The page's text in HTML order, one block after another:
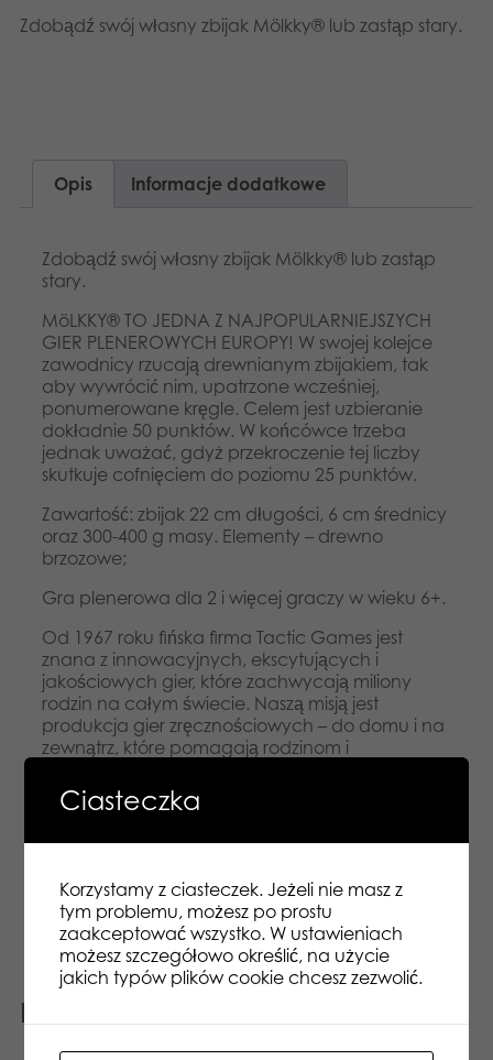
Aplikacje
Zdobądź swój własny zbijak Mölkky® lub zastąp stary.
Opis Informacje dodatkowe
Zdobądź swój własny zbijak Mölkky® lub zastąp
stary.
MöLKKY® TO JEDNA Z NAJPOPULARNIEJSZYCH
GIER PLENEROWYCH EUROPY! W swojej kolejce
zawodnicy rzucają drewnianym zbijakiem, tak
aby wywrócić nim, upatrzone wcześniej,
ponumerowane kręgle. Celem jest uzbieranie
dokładnie 50 punktów. W końcówce trzeba
jednak uważać, gdyż przekroczenie tej liczby
skutkuje cofnięciem do poziomu 25 punktów.
Zawartość: zbijak 22 cm długości, 6 cm średnicy
oraz 300-400 g masy. Elementy – drewno
brzozowe;
Gra plenerowa dla 2 i więcej graczy w wieku 6+.
Od 1967 roku fińska firma Tactic Games jest
znana z innowacyjnych, ekscytujących i
jakościowych gier, które zachwycają miliony
rodzin na całym świecie. Naszą misją jest
produkcja gier zręcznościowych – do domu i na
zewnątrz, które pomagają rodzinom i
nasze gry przyciągały do wspólnej dobrej
zabawy, śmiechu i rozwiązywania problemów.
certyfikaty FSC i PEFC i swoją polityką dąży do
minimalizacji śladu węglowego.
Podobne produkty
Ciasteczka
Korzystamy z ciasteczek. Jeżeli nie masz z
tym problemu, możesz po prostu
zaakceptować wszystko. W ustawieniach
możesz szczegółowo określić, na użycie
jakich typów plików cookie chcesz zezwolić.